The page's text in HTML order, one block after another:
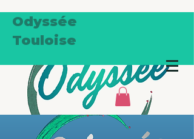
Odyssée
Touloise